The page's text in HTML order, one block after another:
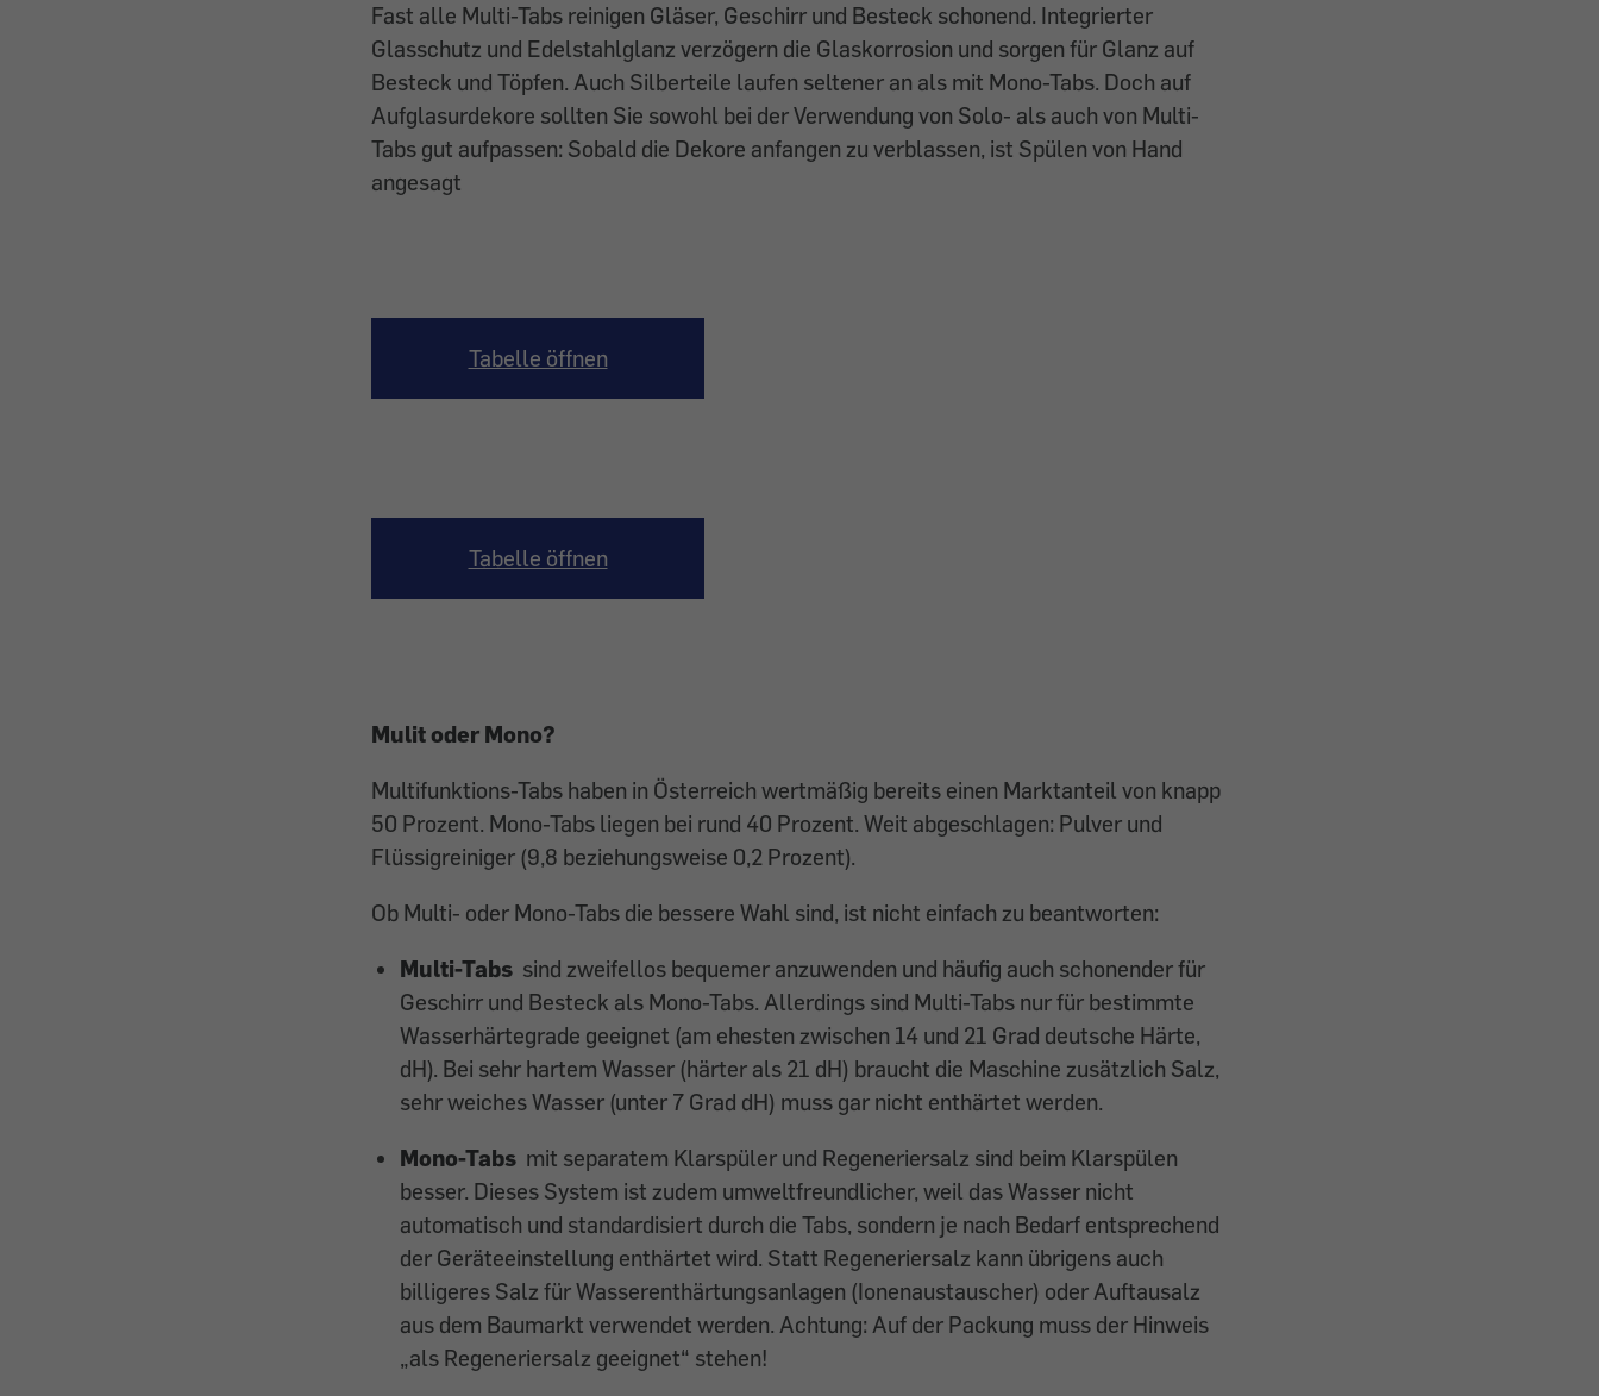
Fast alle Multi-Tabs reinigen Gläser, Geschirr und Besteck schonend. Integrierter
Glasschutz und Edelstahlglanz verzögern die Glaskorrosion und sorgen für Glanz auf
Besteck und Töpfen. Auch Silberteile laufen seltener an als mit Mono-Tabs. Doch auf
Aufglasurdekore sollten Sie sowohl bei der Verwendung von Solo- als auch von Multi-
Tabs gut aufpassen: Sobald die Dekore anfangen zu verblassen, ist Spülen von Hand
angesagt
Tabelle öffnen
Tabelle öffnen
Mulit oder Mono?
Multifunktions-Tabs haben in Österreich wertmäßig bereits einen Marktanteil von knapp
50 Prozent. Mono-Tabs liegen bei rund 40 Prozent. Weit abgeschlagen: Pulver und
Flüssigreiniger (9,8 beziehungsweise 0,2 Prozent).
Ob Multi- oder Mono-Tabs die bessere Wahl sind, ist nicht einfach zu beantworten:
Multi-Tabs sind zweifellos bequemer anzuwenden und häufig auch schonender für
Geschirr und Besteck als Mono-Tabs. Allerdings sind Multi-Tabs nur für bestimmte
Wasserhärtegrade geeignet (am ehesten zwischen 14 und 21 Grad deutsche Härte,
dH). Bei sehr hartem Wasser (härter als 21 dH) braucht die Maschine zusätzlich Salz,
sehr weiches Wasser (unter 7 Grad dH) muss gar nicht enthärtet werden.
Mono-Tabs mit separatem Klarspüler und Regeneriersalz sind beim Klarspülen
besser. Dieses System ist zudem umweltfreundlicher, weil das Wasser nicht
automatisch und standardisiert durch die Tabs, sondern je nach Bedarf entsprechend
der Geräteeinstellung enthärtet wird. Statt Regeneriersalz kann übrigens auch
billigeres Salz für Wasserenthärtungsanlagen (Ionenaustauscher) oder Auftausalz
aus dem Baumarkt verwendet werden. Achtung: Auf der Packung muss der Hinweis
„als Regeneriersalz geeignet“ stehen!